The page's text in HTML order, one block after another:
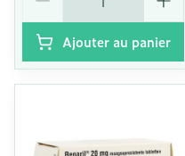
Ajouter au panier